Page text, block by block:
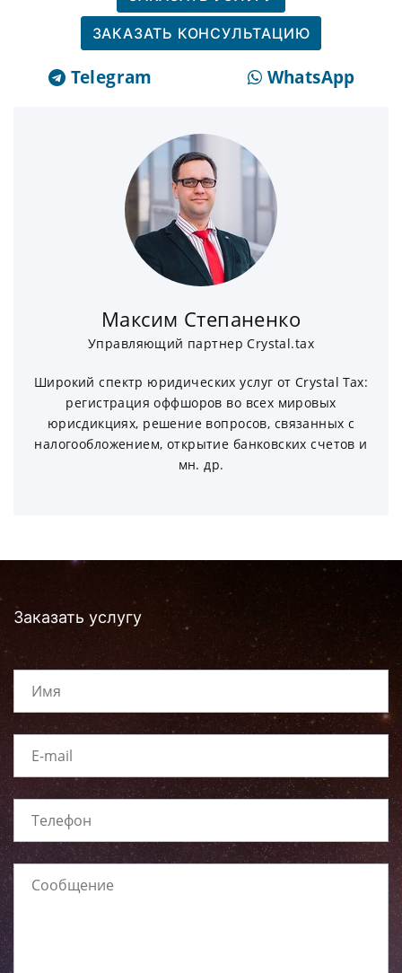
ЗАКАЗАТЬ КОНСУЛЬТАЦИЮ
Telegram WhatsApp
Максим Степаненко
Управляющий партнер Crystal.tax
Широкий спектр юридических услуг от Crystal Tax:
регистрация оффшоров во всех мировых
юрисдикциях, решение вопросов, связанных с
налогообложением, открытие банковских счетов и
мн. др.
Заказать услугу